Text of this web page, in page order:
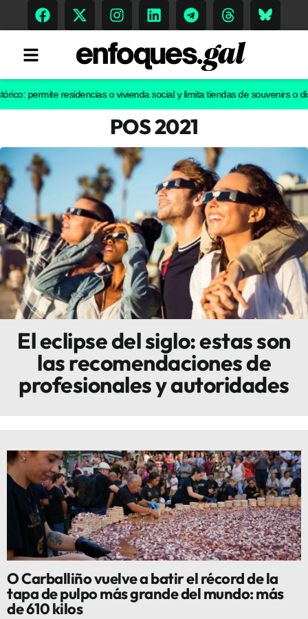
Memoria Histórica
Gastronomía
Escenarios
Sostenibilidad
Innova
residencias o vivienda social y limita tiendas de souvenirs o
POS 2021
El eclipse del siglo: estas son
las recomendaciones de
profesionales y autoridades
O Carballiño vuelve a batir el récord de la
tapa de pulpo más grande del mundo: más
de 610 kilos